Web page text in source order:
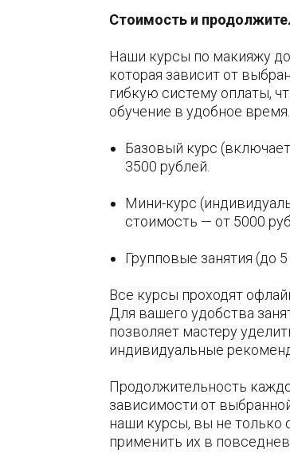
Стоимость и
Наши курсы по макияжу
которая зависит от
гибкую систему оплаты,
обучение в удобное время.
Базовый курс
3500 рублей.
Мини-курс
стоимость — от 5000
Групповые занятия (до
Все курсы проходят
Для вашего удобства
позволяет мастеру
индивидуальные
Продолжительность
зависимости от
наши курсы, вы не только
применить их в